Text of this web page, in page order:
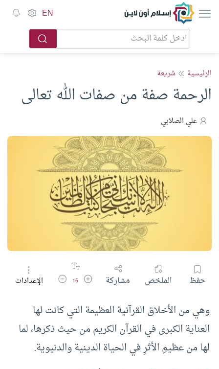
إسلام أون لاين EN
الرئيسية شريعة
الرحمة صفة من صفات الله تعالى
علي الصلابي
حفظ الملخص مشاركة زيادة حجم الخط
16 تقليل حجم الخط
الإعدادات
وهي من الأخلاق القرآنية العظيمة التي كانت لها
العناية الكبرى في القرآن الكريم من حيث ذكرها، لما
لها من عظيمِ الأثرِ في الحياة الدينية والدنيوية.